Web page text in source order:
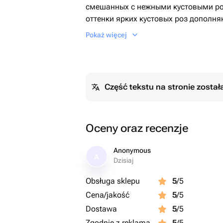
смешанных с нежными кустовыми
оттенки ярких кустовых роз
кустовых роз, создавая
элегантную цветочную
Pokaż więcej
Część tekstu na stronie
Oceny oraz recenzje
Anonymous
Dzisiaj
Obsługa sklepu 5/5
Cena/jakość
5/5
Dostawa
5/5